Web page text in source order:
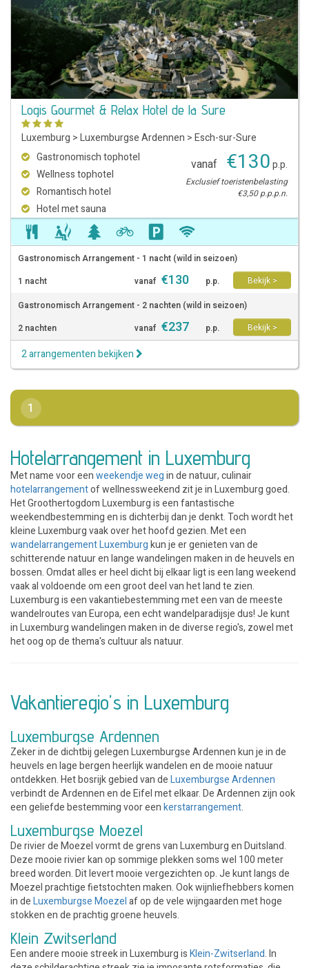
Logis Gourmet & Relax Hotel de la Sure
Luxemburg >Luxemburgse Ardennen >Esch-sur-Sure
Gastronomisch tophotel
Wellness tophotel
Romantisch hotel
Hotel met sauna
vanaf €130p.p.
Exclusief toeristenbelasting
€3,50 p.p.p.n.
Gastronomisch Arrangement - 1 nacht (wild in seizoen)
1 nacht
vanaf €130 p.p.
Bekijk >
Gastronomisch Arrangement - 2 nachten (wild in seizoen)
2 nachten
vanaf €237 p.p. Bekijk >
2 arrangementen bekijken
1
Hotelarrangement in Luxemburg
Met name voor eenweekendje wegin de natuur, culinair
hotelarrangementof wellnessweekend zit je in Luxemburg goed.
Het Groothertogdom Luxemburg is een fantastische
weekendbestemming en is dichterbij dan je denkt. Toch wordt het
kleine Luxemburg vaak over het hoofd gezien. Met een
wandelarrangement Luxemburgkun je er genieten van de
schitterende natuur en lange wandelingen maken in de heuvels en
bossen. Omdat alles er heel dicht bij elkaar ligt is een lang weekend
vaak al voldoende om een groot deel van het land te zien.
Luxemburg is een vakantiebestemming met een van de meeste
wandelroutes van Europa, een echt wandelparadijsje dus! Je kunt
in Luxemburg wandelingen maken in de diverse regio's, zowel met
het oog op de thema's cultuur als natuur.
Vakantieregio's in Luxemburg
Luxemburgse Ardennen
Zeker in de dichtbij gelegen Luxemburgse Ardennen kun je in de
heuvels en lage bergen heerlijk wandelen en de mooie natuur
ontdekken. Het bosrijk gebied van deLuxemburgse Ardennen
verbindt de Ardennen en de Eifel met elkaar. De Ardennen zijn ook
een geliefde bestemming voor eenkerstarrangement.
Luxemburgse Moezel
De rivier de Moezel vormt de grens van Luxemburg en Duitsland.
Deze mooie rivier kan op sommige plekken soms wel 100 meter
breed worden. Dit levert mooie vergezichten op. Je kunt langs de
Moezel prachtige fietstochten maken. Ook wijnliefhebbers komen
in deLuxemburgse Moezelaf op de vele wijngaarden met hoge
stokken en de prachtig groene heuvels.
Klein Zwitserland
Een andere mooie streek in Luxemburg isKlein-Zwitserland. In